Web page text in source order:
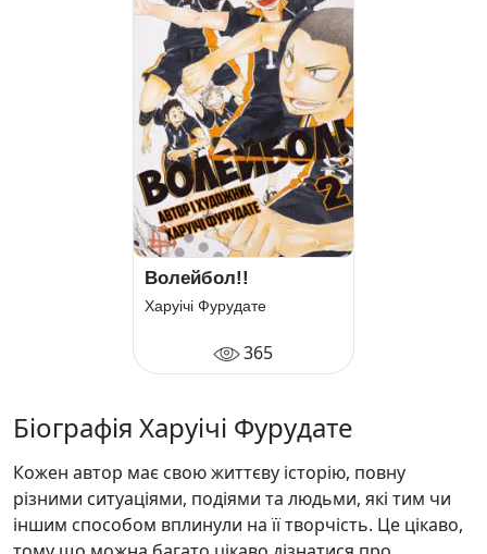
Волейбол!!
Харуічі Фурудате
365
Біографія Харуічі Фурудате
Кожен автор має свою життєву історію, повну
різними ситуаціями, подіями та людьми, які тим чи
іншим способом вплинули на її творчість. Це цікаво,